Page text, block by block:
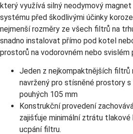
který využívá silný neodymový magnet
systému před škodlivými účinky
nejmenší rozměry ze všech filtrů na
snadno instalovat přímo pod kotel
prostorů na vodorovném nebo svislém
Jeden z nejkompaktnějších filtrů
navržený pro stísněné prostory
pouhých 105 mm
Konstrukční provedení
zajišťuje minimální ztrátu tlakové
ucpání filtru.